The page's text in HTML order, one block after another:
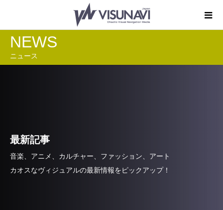
NEWS
ニュース
最新記事
音楽、アニメ、カルチャー、ファッション、アート
カオスなヴィジュアルの最新情報をピックアップ！